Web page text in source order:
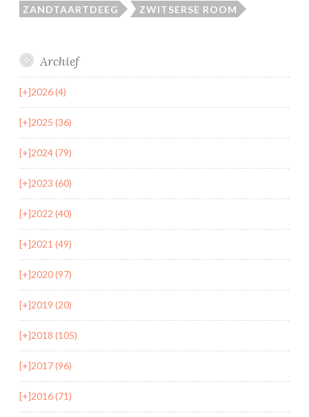
ZANDTAARTDEEG ZWITSERSE ROOM
Archief
[+]2026 (4)
[+]2025 (36)
[+]2024 (79)
[+]2023 (60)
[+]2022 (40)
[+]2021 (49)
[+]2020 (97)
[+]2019 (20)
[+]2018 (105)
[+]2017 (96)
[+]2016 (71)